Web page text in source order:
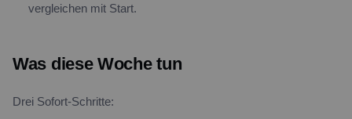
vergleichen mit Start.
Was diese Woche tun
Drei Sofort-Schritte: